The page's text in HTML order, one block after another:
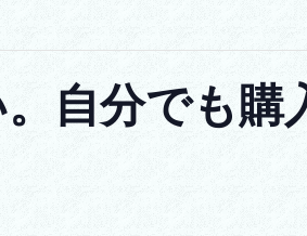
自分でも購